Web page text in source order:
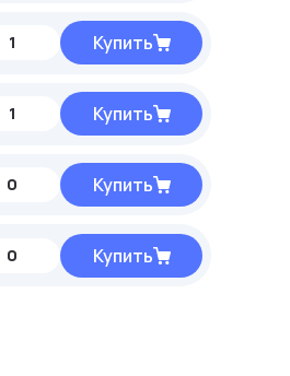
1 Купить
1 Купить
0 Купить
0 Купить